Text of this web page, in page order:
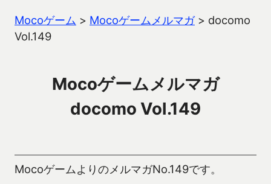
Mocoゲーム > Mocoゲームメルマガ> docomo
Vol.149
Mocoゲームメルマガ
docomo Vol.149
MocoゲームよりのメルマガNo.149です。